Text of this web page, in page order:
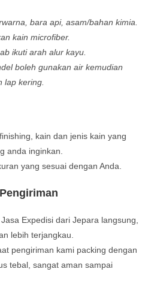
bara api, asam/bahan kimia.
kain microfiber.
ikuti arah alur kayu.
boleh gunakan air kemudian
lap kering.
kain dan jenis kain yang
anda inginkan.
yang sesuai dengan Anda.
Expedisi dari Jepara langsung,
lebih terjangkau.
pengiriman kami packing dengan
tebal, sangat aman sampai